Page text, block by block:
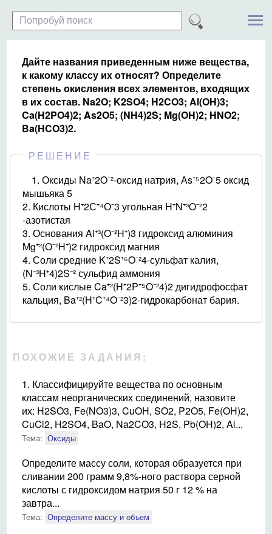
Дайте названия приведенным ниже вещества,
к какому классу их относят? Определите
степень окисления всех элементов, входящих
в их состав. Na2O; K2SO4; H2CO3; Al(OH)3;
Ca(H2PO4)2; As2O5; (NH4)2S; Mg(OH)2; HNO2;
Ba(HCO3)2.
РЕШЕНИЕ
1. Оксиды Na⁺2O⁻²-оксид натрия, As⁺⁵2O⁻5 оксид
мышьяка 5
2. Кислоты Н⁺2С⁺⁴О⁻3 угольная H⁺N⁺³O⁻²2
-азотистая
3. Основания Al⁺³(O⁻²H⁺)3 гидроксид алюминия
Mg⁺²(O⁻²H⁺)2 гидроксид магния
4. Соли средние K⁺2S⁺⁶O⁻²4-сульфат калия,
(N⁻³H⁺4)2S⁻² сульфид аммония
5. Соли кислые Ca⁺²(H⁺2P⁺⁵O⁻²4)2 дигидрофосфат
кальция, Ba⁺²(H⁺C⁺⁴O⁻²3)2-гидрокарбонат бария.
ПОХОЖИЕ ЗАДАНИЯ:
1. Классифицируйте вещества по основным
классам неорганических соединений, назовите
их: H2SO3, Fe(NO3)3, CuOH, SO2, P2O5, Fe(OH)2,
CuCl2, H2SO4, BaO, Na2CO3, H2S, Pb(OH)2, Al...
Тема: Оксиды
Определите массу соли, которая образуется при
сливании 200 грамм 9,8%-ного раствора серной
кислоты с гидроксидом натрия 50 г 12 % на
завтра...
Тема: Определите массу и объем